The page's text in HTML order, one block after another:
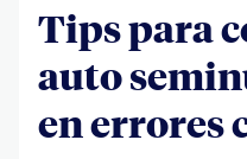
Tips para
auto
en errores